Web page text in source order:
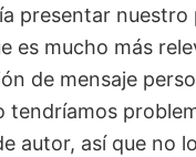
presentar nuestro
es mucho más
de mensaje
tendríamos
autor, así que no